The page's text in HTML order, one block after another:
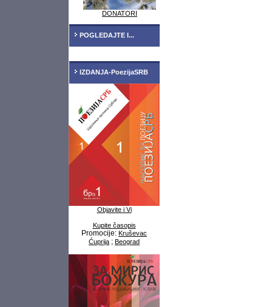
DONATORI
POGLEDAJTE I...
IZDANJA-PoezijaSRB
Objavite i Vi
Kupite časopis
Promocije: Kruševac
Ćuprija ; Beograd